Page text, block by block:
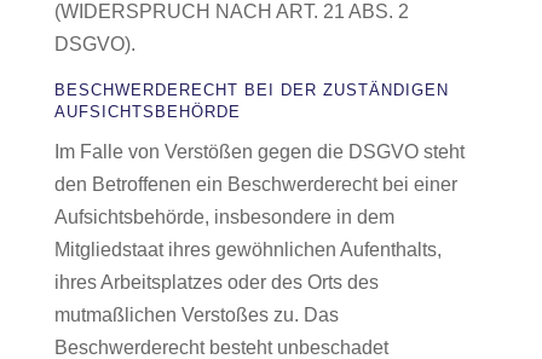
(WIDERSPRUCH NACH ART. 21 ABS. 2
DSGVO).
BESCHWERDE­RECHT BEI DER ZUSTÄNDIGEN
AUFSICHTS­BEHÖRDE
Im Falle von Verstößen gegen die DSGVO steht
den Betroffenen ein Beschwerderecht bei einer
Aufsichtsbehörde, insbesondere in dem
Mitgliedstaat ihres gewöhnlichen Aufenthalts,
ihres Arbeitsplatzes oder des Orts des
mutmaßlichen Verstoßes zu. Das
Beschwerderecht besteht unbeschadet